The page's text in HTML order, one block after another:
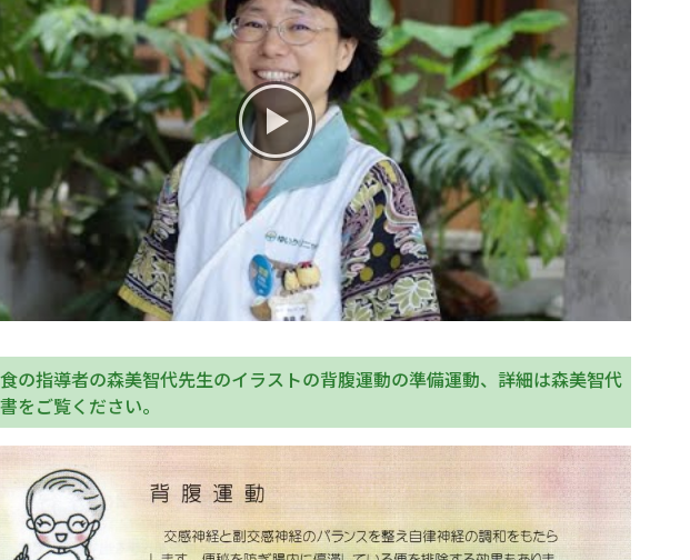
の指導者の森美智代先生のイラストの背腹運動の準備運動、詳細は森美智代
をご覧ください。